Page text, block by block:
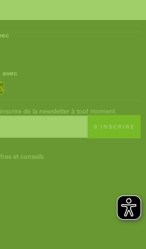
avec
de la newsletter à tout moment.
S'INSCRIRE
et conseils